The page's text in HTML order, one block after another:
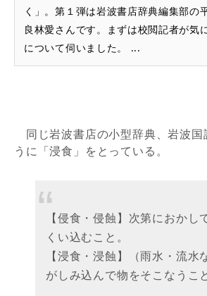
く」。第１弾は岩波書店辞典編集部の
良林愛さんです。まずは校閲記者が気
について伺いました。 ...
同じ岩波書店の小型辞典、岩波国
うに「浸食」をとっている。
【侵食・侵蝕】次第におかし
くい込むこと。
【浸食・浸蝕】（雨水・流水
がしみ込んで物をそこなうこと